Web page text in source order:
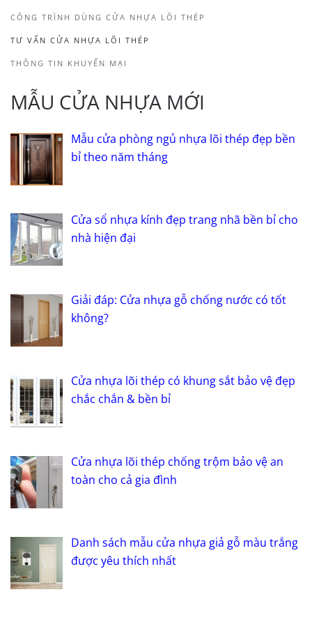
CÔNG TRÌNH DÙNG CỬA NHỰA LÕI THÉP
TƯ VẤN CỬA NHỰA LÕI THÉP
THÔNG TIN KHUYẾN MẠI
MẪU CỬA NHỰA MỚI
Mẫu cửa phòng ngủ nhựa lõi thép đẹp bền
bỉ theo năm tháng
Cửa sổ nhựa kính đẹp trang nhã bền bỉ cho
nhà hiện đại
Giải đáp: Cửa nhựa gỗ chống nước có tốt
không?
Cửa nhựa lõi thép có khung sắt bảo vệ đẹp
chắc chắn & bền bỉ
Cửa nhựa lõi thép chống trộm bảo vệ an
toàn cho cả gia đình
Danh sách mẫu cửa nhựa giả gỗ màu trắng
được yêu thích nhất